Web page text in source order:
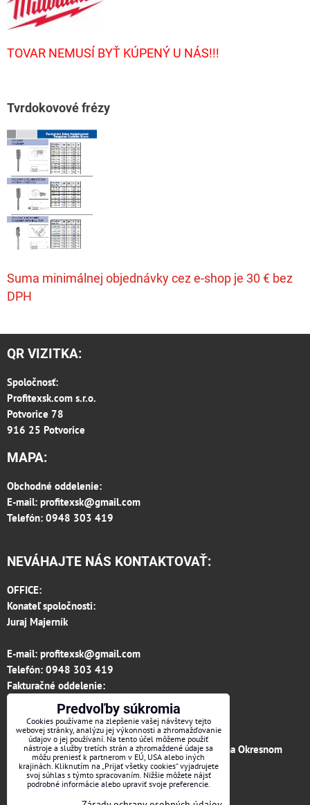
TOVAR NEMUSÍ BYŤ KÚPENÝ U NÁS!!!
Tvrdokovové frézy
Suma minimálnej objednávky cez e-shop je 30 € bez
DPH
QR VIZITKA:
Spoločnosť:
Profitexsk.com s.r.o.
Potvorice 78
916 25 Potvorice
MAPA:
Obchodné oddelenie:
E-mail: profitexsk@gmail.com
Telefón: 0948 303 419
NEVÁHAJTE NÁS KONTAKTOVAŤ:
OFFICE:
Konateľ spoločnosti:
Juraj Majerník
E-mail: profitexsk@gmail.com
Telefón: 0948 303 419
Fakturačné oddelenie:
invoice.profitexsk@gmail.com
IČO: 36313157
IČ DPH: SK 2020182615
Firma je zapísaná v obchodnom registri vedenom na Okresnom
súde v Trenčíne, vložka č.12066/R odd. s.r.o.
Predvoľby súkromia
Cookies používame na zlepšenie vašej návštevy tejto
webovej stránky, analýzu jej výkonnosti a zhromažďovanie
údajov o jej používaní. Na tento účel môžeme použiť
nástroje a služby tretích strán a zhromaždené údaje sa
môžu preniesť k partnerom v EÚ, USA alebo iných
krajinách. Kliknutím na „Prijať všetky cookies“ vyjadrujete
svoj súhlas s týmto spracovaním. Nižšie môžete nájsť
podrobné informácie alebo upraviť svoje preferencie.